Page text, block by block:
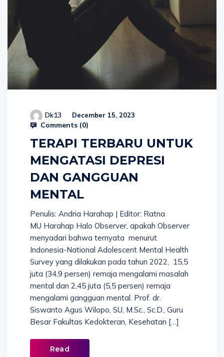
Dk13 December 15, 2023
Comments (0)
TERAPI TERBARU UNTUK
MENGATASI DEPRESI
DAN GANGGUAN
MENTAL
Penulis: Andria Harahap | Editor: Ratna
MU Harahap Halo Observer, apakah Observer
menyadari bahwa ternyata menurut
Indonesia-National Adolescent Mental Health
Survey yang dilakukan pada tahun 2022, 15,5
juta (34,9 persen) remaja mengalami masalah
mental dan 2,45 juta (5,5 persen) remaja
mengalami gangguan mental. Prof. dr.
Siswanto Agus Wilopo, SU, M.Sc., Sc.D., Guru
Besar Fakultas Kedokteran, Kesehatan […]
Read